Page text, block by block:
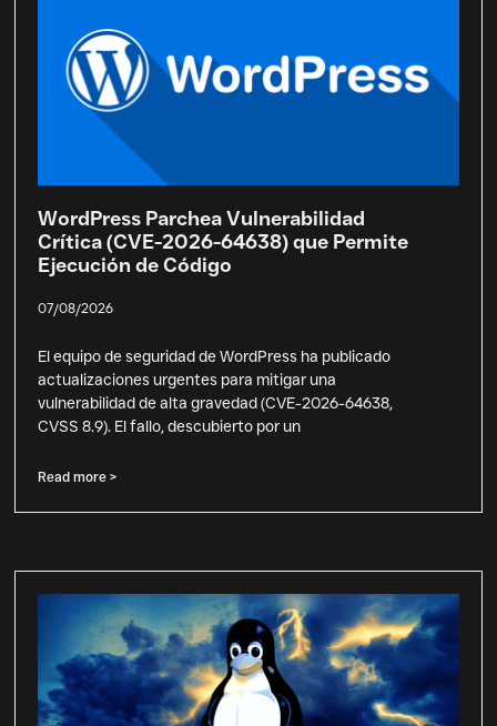
WordPress Parchea Vulnerabilidad
Crítica (CVE-2026-64638) que Permite
Ejecución de Código
07/08/2026
El equipo de seguridad de WordPress ha publicado
actualizaciones urgentes para mitigar una
vulnerabilidad de alta gravedad (CVE-2026-64638,
CVSS 8.9). El fallo, descubierto por un
Read more >